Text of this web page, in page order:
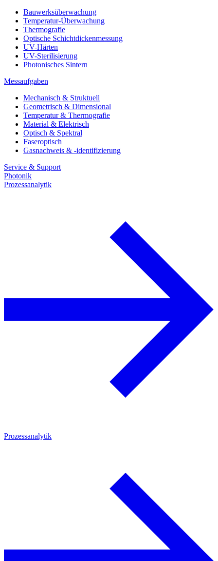
Bauwerksüberwachung
Temperatur-Überwachung
Thermografie
Optische Schichtdickenmessung
UV-Härten
UV-Sterilisierung
Photonisches Sintern
Messaufgaben
Mechanisch & Struktuell
Geometrisch & Dimensional
Temperatur & Thermografie
Material & Elektrisch
Optisch & Spektral
Faseroptisch
Gasnachweis & -identifizierung
Service & Support
Photonik
Prozessanalytik
Prozessanalytik